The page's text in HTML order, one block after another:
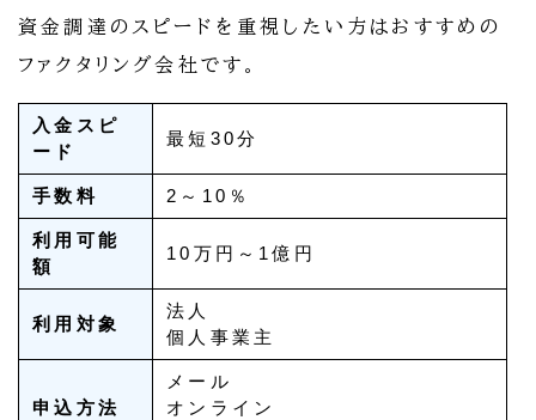
資金調達のスピードを重視したい方はおすすめの
ファクタリング会社です。
入金スピ
ード
最短30分
手数料 2～10％
利用可能
額
10万円～1億円
利用対象
法人
個人事業主
申込方法
メール
オンライン